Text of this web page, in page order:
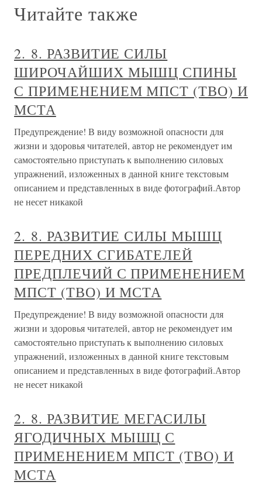
Читайте также
2. 8. РАЗВИТИЕ СИЛЫ
ШИРОЧАЙШИХ МЫШЦ СПИНЫ
С ПРИМЕНЕНИЕМ МПСТ (ТВО) И
МСТА
Предупреждение! В виду возможной опасности для
жизни и здоровья читателей, автор не рекомендует им
самостоятельно приступать к выполнению силовых
упражнений, изложенных в данной книге текстовым
описанием и представленных в виде фотографий.Автор
не несет никакой
2. 8. РАЗВИТИЕ СИЛЫ МЫШЦ
ПЕРЕДНИХ СГИБАТЕЛЕЙ
ПРЕДПЛЕЧИЙ С ПРИМЕНЕНИЕМ
МПСТ (ТВО) И МСТА
Предупреждение! В виду возможной опасности для
жизни и здоровья читателей, автор не рекомендует им
самостоятельно приступать к выполнению силовых
упражнений, изложенных в данной книге текстовым
описанием и представленных в виде фотографий.Автор
не несет никакой
2. 8. РАЗВИТИЕ МЕГАСИЛЫ
ЯГОДИЧНЫХ МЫШЦ С
ПРИМЕНЕНИЕМ МПСТ (ТВО) И
МСТА